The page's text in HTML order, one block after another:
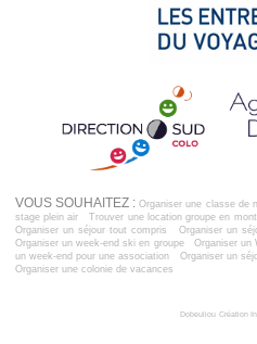
VOUS SOUHAITEZ :Organiser une classe de
stage plein air
Trouver une location groupe en
Organiser un séjour tout compris
Organiser un
Organiser un week-end ski en groupe
Organiser un
un week-end pour une association
Organiser un
Organiser une colonie de vacances
Dobeuliou Création